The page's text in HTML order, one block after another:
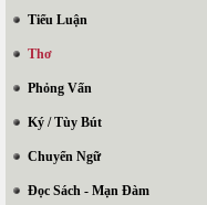
Tiểu Luận
Thơ
Phỏng Vấn
Ký / Tùy Bút
Chuyển Ngữ
Đọc Sách - Mạn Đàm